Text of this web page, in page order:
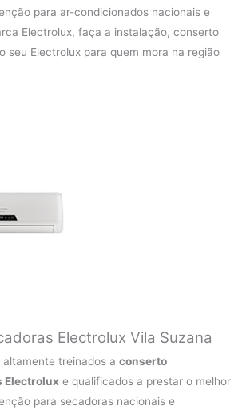
para ar-condicionados nacionais e
Electrolux, faça a instalação, conserto
seu Electrolux para quem mora na região
Electrolux Vila Suzana
altamente treinados aconserto
Electrolux e qualificados a prestar o melhor
para secadoras nacionais e